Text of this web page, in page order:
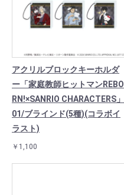
アクリルブロックキーホルダ
ー「家庭教師ヒットマンREBO
RN!×SANRIO CHARACTERS」
01/ブラインド(5種)(コラボイ
ラスト)
￥1,100